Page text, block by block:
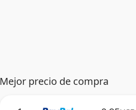
Mejor precio de compra